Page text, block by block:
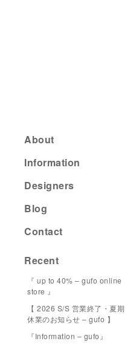
About
Information
Designers
Blog
Contact
Recent
『 up to 40% – gufo online
store 』
【 2026 S/S 営業終了・夏期
休業のお知らせ – gufo 】
『Information – gufo』